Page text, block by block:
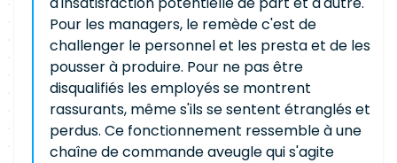
Pour les managers, le remède c'est de
challenger le personnel et les presta et de les
pousser à produire. Pour ne pas être
disqualifiés les employés se montrent
rassurants, même s'ils se sentent étranglés et
perdus. Ce fonctionnement ressemble à une
chaîne de commande aveugle qui s'agite